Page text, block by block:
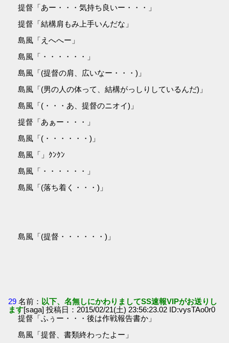
提督「あー・・・気持ち良いー・・・」
提督「結構肩もみ上手いんだな」
島風「えへへー」
島風「・・・・・・」
島風「(提督の肩、広いなー・・・)」
島風「(男の人の体って、結構がっしりしているんだ)」
島風「(・・・あ、提督のニオイ)」
提督「あぁー・・・」
島風「(・・・・・・)」
島風「」ｸﾝｸﾝ
島風「・・・・・・」
島風「(落ち着く・・・)」
島風「(提督・・・・・・)」
29 名前： 以下、名無しにかわりましてSS速報VIPがお送りし
ます[saga] 投稿日：2015/02/21(土) 23:56:23.02 ID:vysTAo0r0
提督「ふぅー・・・後は作戦報告書か」
島風「提督、書類終わったよー」